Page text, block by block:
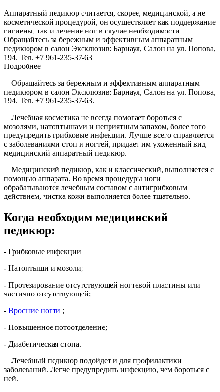
Аппаратный педикюр считается, скорее, медицинской, а не
косметической процедурой, он осуществляет как поддержание
гигиены, так и лечение ног в случае необходимости.
Обращайтесь за бережным и эффективным аппаратным
педикюром в салон Эксклюзив: Барнаул, Салон на ул. Попова,
194. Тел. +7 961-235-37-63
Подробнее
Обращайтесь за бережным и эффективным аппаратным
педикюром в салон Эксклюзив: Барнаул, Салон на ул. Попова,
194. Тел. +7 961-235-37-63.
Лечебная косметика не всегда помогает бороться с
мозолями, натоптышами и неприятным запахом, более того
предупредить грибковые инфекции. Лучше всего справляется
с заболеваниями стоп и ногтей, придает им ухоженный вид
медицинский аппаратный педикюр.
Медицинский педикюр, как и классический, выполняется с
помощью аппарата. Во время процедуры ноги
обрабатываются лечебным составом с антигрибковым
действием, чистка кожи выполняется более тщательно.
Когда необходим медицинский
педикюр:
- Грибковые инфекции
- Натоптыши и мозоли;
- Протезирование отсутствующей ногтевой пластины или
частично отсутствующей;
- Вросшие ногти ;
- Повышенное потоотделение;
- Диабетическая стопа.
Лечебный педикюр подойдет и для профилактики
заболеваний. Легче предупредить инфекцию, чем бороться с
ней.